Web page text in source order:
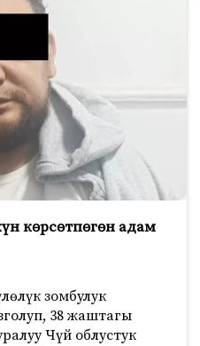
көрсөтпөгөн адам
зомбулук
38 жаштагы
Чүй облустук